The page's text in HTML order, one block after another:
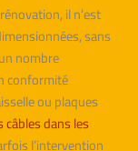
il n’est
sans
nombre
conformité
ou plaques
câbles dans les
l’intervention